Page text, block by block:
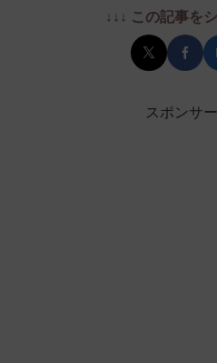
↓↓↓ この記事を
スポンサ